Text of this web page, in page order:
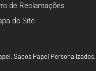
de Reclamações
do Site
,Sacos Papel Personalizados,